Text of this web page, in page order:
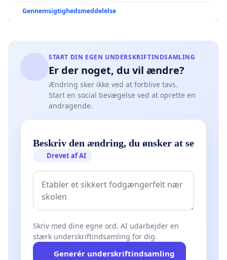
Gennemsigtighedsmeddelelse
START DIN EGEN UNDERSKRIFTINDSAMLING
Er der noget, du vil ændre?
Ændring sker ikke ved at forblive tavs.
Start en social bevægelse ved at oprette en
andragende.
Beskriv den ændring, du ønsker at se
Drevet af AI
Skriv med dine egne ord. AI udarbejder en
stærk underskriftindsamling for dig.
Generér underskriftindsamling